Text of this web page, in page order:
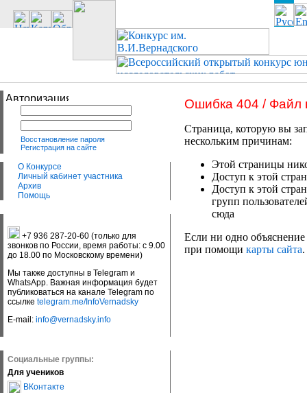
Восстановление пароля
Регистрация на сайте
О Конкурсе
Личный кабинет участника
Архив
Помощь
+7 936 287-20-60 (только для
звонков по России, время работы: с 9.00
до 18.00 по Московскому времени)
Мы также доступны в Telegram и
WhatsApp. Важная информация будет
публиковаться на канале Telegram по
ссылке telegram.me/InfoVernadsky
E-mail: info@vernadsky.info
Социальные группы:
Для учеников
ВКонтакте
Ошибка 404 / Файл
Страница, которую вы
нескольким причинам:
Этой страницы
Доступ к этой
Доступ к этой
групп
сюда
Если ни одно объяснение
при помощи карты сайта.